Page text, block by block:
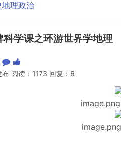
地理政治
科学课之环游世界学地理
阅读：1173 回复：6
image.png
image.png